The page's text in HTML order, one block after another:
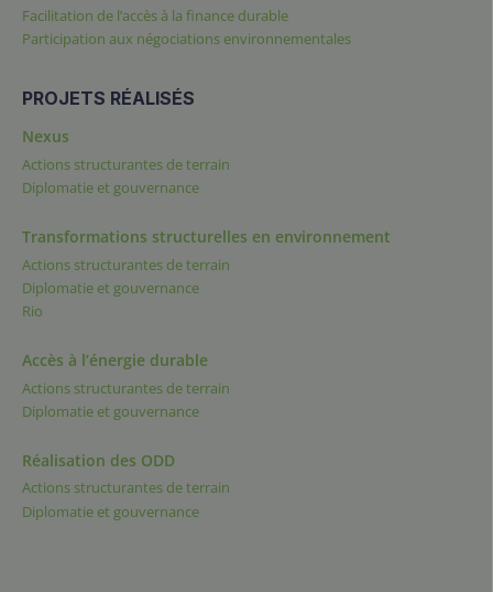
Facilitation de l’accès à la finance durable
Participation aux négociations environnementales
PROJETS RÉALISÉS
Nexus
Actions structurantes de terrain
Diplomatie et gouvernance
Transformations structurelles en environnement
Actions structurantes de terrain
Diplomatie et gouvernance
Rio
Accès à l’énergie durable
Actions structurantes de terrain
Diplomatie et gouvernance
Réalisation des ODD
Actions structurantes de terrain
Diplomatie et gouvernance